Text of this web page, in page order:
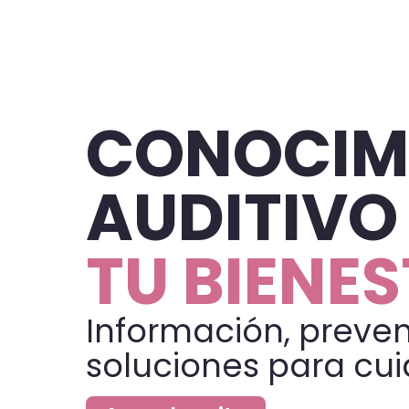
TU
Información,
soluciones para